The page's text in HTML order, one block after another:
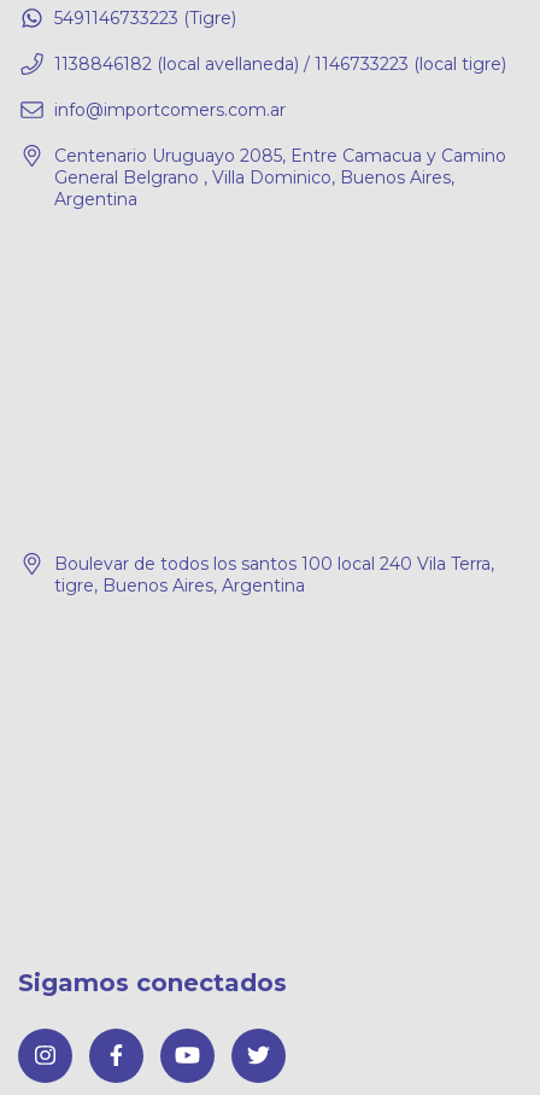
5491146733223 (Tigre)
1138846182 (local avellaneda) / 1146733223 (local tigre)
info@importcomers.com.ar
Centenario Uruguayo 2085, Entre Camacua y Camino
General Belgrano , Villa Dominico, Buenos Aires,
Argentina
Boulevar de todos los santos 100 local 240 Vila Terra,
tigre, Buenos Aires, Argentina
Sigamos conectados